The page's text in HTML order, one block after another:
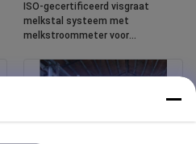
ISO-gecertificeerd visgraat
melkstal systeem met
melkstroommeter voor